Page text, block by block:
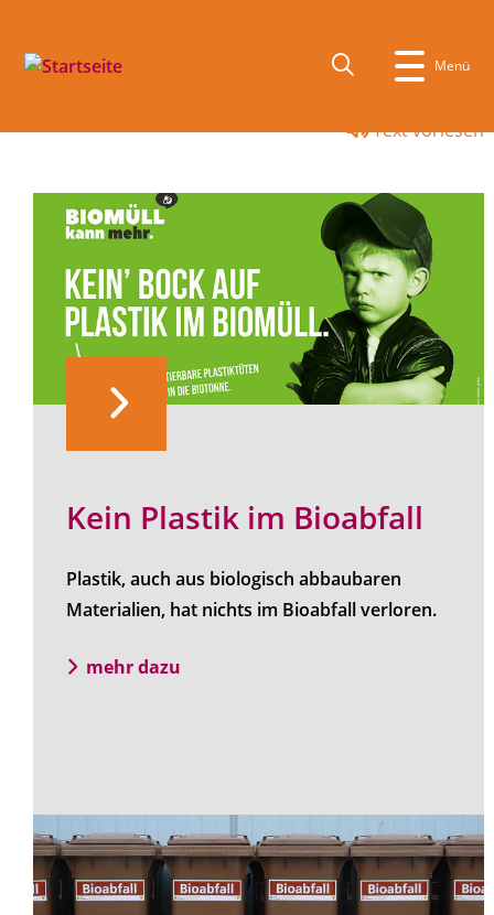
Menü
Text vorlesen
Kein Plastik im Bioabfall
Plastik, auch aus biologisch abbaubaren
Materialien, hat nichts im Bioabfall verloren.
mehr dazu